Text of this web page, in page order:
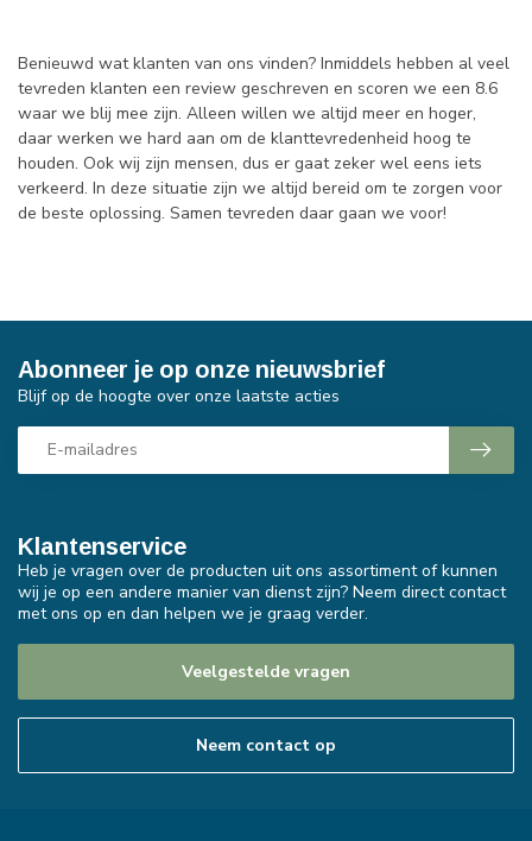
Benieuwd wat klanten van ons vinden? Inmiddels hebben al veel
tevreden klanten een review geschreven en scoren we een 8.6
waar we blij mee zijn. Alleen willen we altijd meer en hoger,
daar werken we hard aan om de klanttevredenheid hoog te
houden. Ook wij zijn mensen, dus er gaat zeker wel eens iets
verkeerd. In deze situatie zijn we altijd bereid om te zorgen voor
de beste oplossing. Samen tevreden daar gaan we voor!
Klantenservice
Heb je vragen over de producten uit ons assortiment of kunnen
wij je op een andere manier van dienst zijn? Neem direct contact
met ons op en dan helpen we je graag verder.
Veelgestelde vragen
Neem contact op
Abonneer je op onze nieuwsbrief
Blijf op de hoogte over onze laatste acties